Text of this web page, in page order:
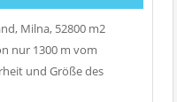
Milna, 52800 m2
nur 1300 m vom
und Größe des